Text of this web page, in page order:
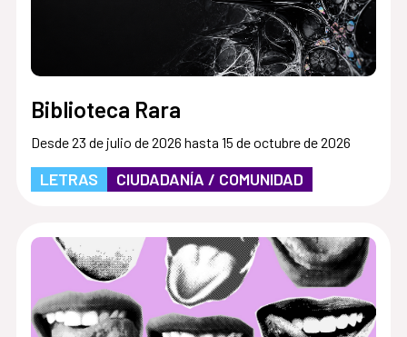
Biblioteca Rara
Desde 23 de julio de 2026 hasta 15 de octubre de 2026
LETRAS CIUDADANÍA / COMUNIDAD